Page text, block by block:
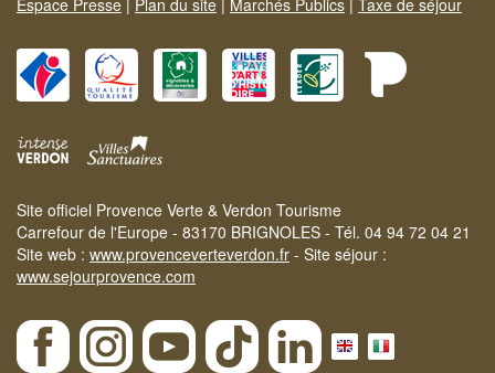
Site officiel Provence Verte & Verdon Tourisme
Carrefour de l'Europe - 83170 BRIGNOLES - Tél. 04 94 72 04 21
Site web : www.provenceverteverdon.fr - Site séjour :
www.sejourprovence.com